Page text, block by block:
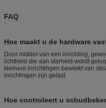
FAQ
Hoe maakt u de hardware
Door middel van een inrichting,
lichtheid die aan starheid wordt
kleinere inrichtingen bewerkt van
inrichtingen zijn gelast.
Hoe controleert u